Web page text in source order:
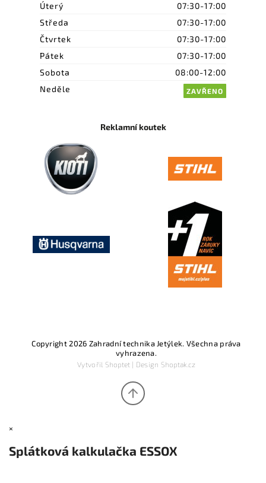
Úterý
07:30-17:00
Středa
07:30-17:00
Čtvrtek
07:30-17:00
Pátek
07:30-17:00
Sobota
08:00-12:00
Neděle
ZAVŘENO
Reklamní koutek
Copyright 2026 Zahradní technika Jetýlek. Všechna práva
vyhrazena.
Vytvořil Shoptet| Design Shoptak.cz
×
Splátková kalkulačka ESSOX